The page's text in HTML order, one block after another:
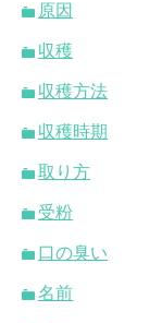
原因
収穫
収穫方法
収穫時期
取り方
受粉
口の臭い
名前